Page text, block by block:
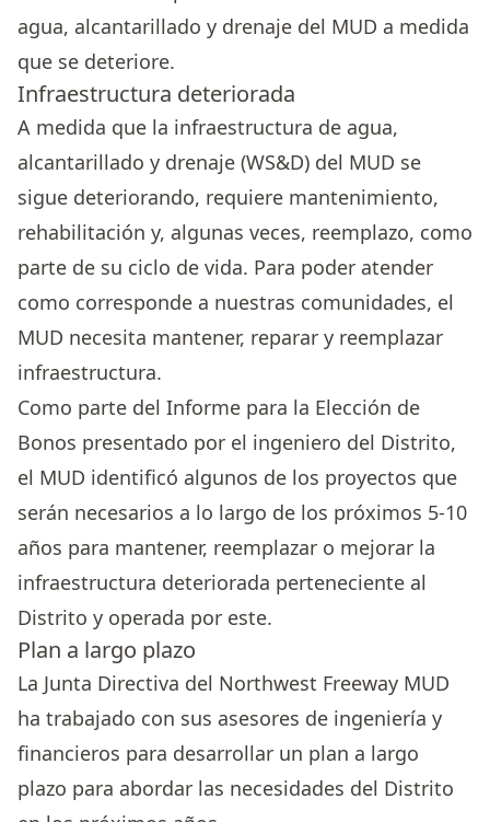
agua, alcantarillado y drenaje del MUD a medida
que se deteriore.
Infraestructura deteriorada
A medida que la infraestructura de agua,
alcantarillado y drenaje (WS&D) del MUD se
sigue deteriorando, requiere mantenimiento,
rehabilitación y, algunas veces, reemplazo, como
parte de su ciclo de vida. Para poder atender
como corresponde a nuestras comunidades, el
MUD necesita mantener, reparar y reemplazar
infraestructura.
Como parte del Informe para la Elección de
Bonos presentado por el ingeniero del Distrito,
el MUD identificó algunos de los proyectos que
serán necesarios a lo largo de los próximos 5-10
años para mantener, reemplazar o mejorar la
infraestructura deteriorada perteneciente al
Distrito y operada por este.
Plan a largo plazo
La Junta Directiva del Northwest Freeway MUD
ha trabajado con sus asesores de ingeniería y
financieros para desarrollar un plan a largo
plazo para abordar las necesidades del Distrito